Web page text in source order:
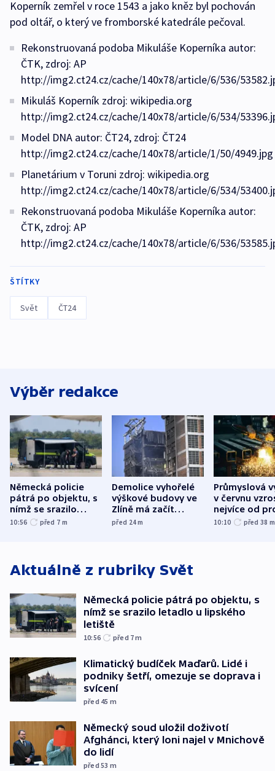
Koperník zemřel v roce 1543 a jako kněz byl pochován
pod oltář, o který ve fromborské katedrále pečoval.
Rekonstruovaná podoba Mikuláše Koperníka autor:
ČTK, zdroj: AP
http://img2.ct24.cz/cache/140x78/article/6/536/
Mikuláš Koperník zdroj: wikipedia.org
http://img2.ct24.cz/cache/140x78/article/6/534/
Model DNA autor: ČT24, zdroj: ČT24
http://img2.ct24.cz/cache/140x78/article/1/50/4949.jpg
Planetárium v Toruni zdroj: wikipedia.org
http://img2.ct24.cz/cache/140x78/article/6/534/
Rekonstruovaná podoba Mikuláše Koperníka autor:
ČTK, zdroj: AP
http://img2.ct24.cz/cache/140x78/article/6/536/
ŠTÍTKY
Svět ČT24
Výběr redakce
Německá policie
pátrá po objektu, s
nímž se srazilo
letadlo u lipského
10:56 před 7 m
Demolice vyhořelé
výškové budovy ve
Zlíně má začít
odpoledne
před 24m
Průmyslová
v červnu
nejvíce od
10:10 před 38 m
Aktuálně z rubriky Svět
Německá policie pátrá po objektu, s
nímž se srazilo letadlo u lipského
letiště
10:56 před 7m
Klimatický budíček Maďarů. Lidé i
podniky šetří, omezuje se doprava i
svícení
před 45 m
Německý soud uložil doživotí
Afghánci, který loni najel v Mnichově
do lidí
před 53 m